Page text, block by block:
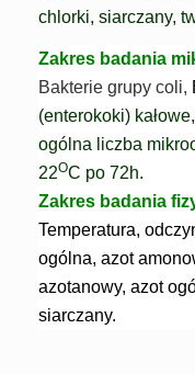
chlorki, siarczany,
Zakres badania
Bakterie grupy coli,
(enterokoki)
ogólna liczba
22OC po 72h.
Zakres badania
Temperatura,
ogólna, azot
azotanowy, azot
siarczany.